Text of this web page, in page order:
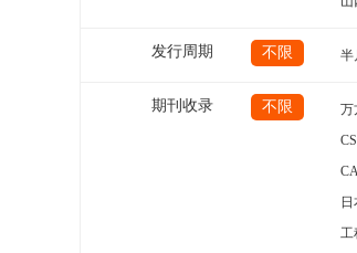
发行周期 不限 半
期刊收录 不限 万
工